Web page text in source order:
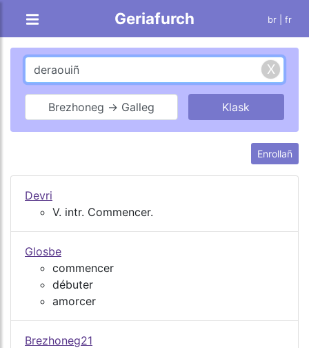
Geriafurch br | fr
Brezhoneg → Galleg
Enrollañ
Devri
V. intr. Commencer.
Glosbe
commencer
débuter
amorcer
Brezhoneg21